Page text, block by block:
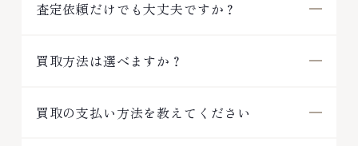
査定依頼だけでも大丈夫ですか？
買取方法は選べますか？
買取の支払い方法を教えてください